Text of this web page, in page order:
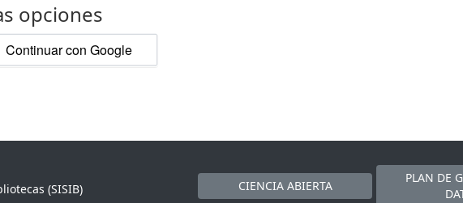
opciones
Continuar con Google
(SISIB)
CIENCIA ABIERTA
PLAN DE